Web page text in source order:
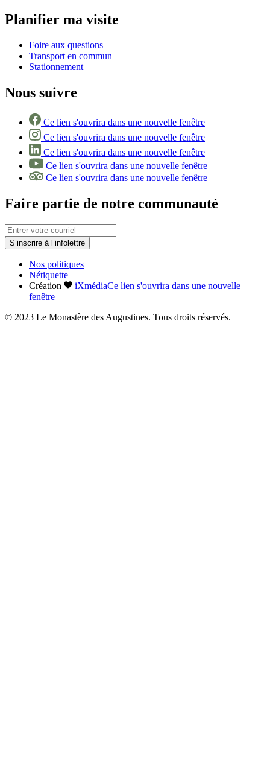
Planifier ma visite
Foire aux questions
Transport en commun
Stationnement
Nous suivre
Ce lien s'ouvrira dans une nouvelle fenêtre
Ce lien s'ouvrira dans une nouvelle fenêtre
Ce lien s'ouvrira dans une nouvelle fenêtre
Ce lien s'ouvrira dans une nouvelle fenêtre
Ce lien s'ouvrira dans une nouvelle fenêtre
Faire partie de notre communauté
S’inscrire à l’infolettre
Nos politiques
Nétiquette
Création
iXmédiaCe lien s'ouvrira dans une nouvelle
fenêtre
© 2023 Le Monastère des Augustines. Tous droits réservés.